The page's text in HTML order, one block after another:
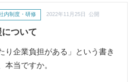
ついて
内制度・研修 2022年11月25日 公開
り企業負担がある」という書き
本当ですか。